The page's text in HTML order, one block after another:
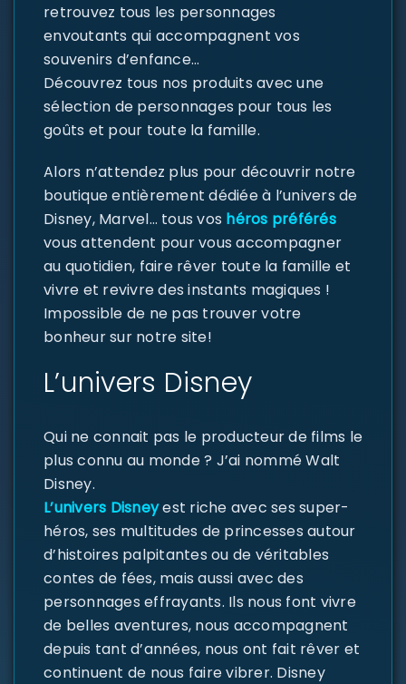
retrouvez tous les personnages
envoutants qui accompagnent vos
souvenirs d’enfance…
Découvrez tous nos produits avec une
sélection de personnages pour tous les
goûts et pour toute la famille.
Alors n’attendez plus pour découvrir notre
boutique entièrement dédiée à l’univers de
Disney, Marvel… tous vos héros préférés
vous attendent pour vous accompagner
au quotidien, faire rêver toute la famille et
vivre et revivre des instants magiques !
Impossible de ne pas trouver votre
bonheur sur notre site!
L’univers Disney
Qui ne connait pas le producteur de films le
plus connu au monde ? J’ai nommé Walt
Disney.
L’univers Disneyest riche avec ses super-
héros, ses multitudes de princesses autour
d’histoires palpitantes ou de véritables
contes de fées, mais aussi avec des
personnages effrayants. Ils nous font vivre
de belles aventures, nous accompagnent
depuis tant d’années, nous ont fait rêver et
continuent de nous faire vibrer. Disney